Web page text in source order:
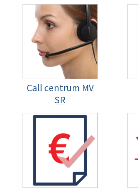
Call centrum MV
SR